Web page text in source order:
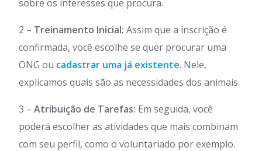
sobre os interesses que procura.
2 – Treinamento Inicial: Assim que a inscrição é
confirmada, você escolhe se quer procurar uma
ONG ou cadastrar uma já existente. Nele,
explicamos quais são as necessidades dos animais.
3 – Atribuição de Tarefas: Em seguida, você
poderá escolher as atividades que mais combinam
com seu perfil, como o voluntariado por exemplo.